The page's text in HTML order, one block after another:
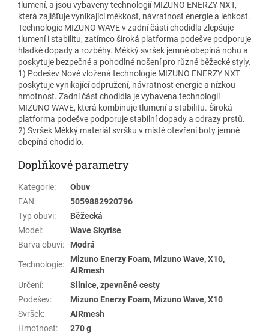
tlumení, a jsou vybaveny technologií MIZUNO ENERZY NXT,
která zajišťuje vynikající měkkost, návratnost energie a lehkost.
Technologie MIZUNO WAVE v zadní části chodidla zlepšuje
tlumení i stabilitu, zatímco široká platforma podešve podporuje
hladké dopady a rozběhy. Měkký svršek jemně obepíná nohu a
poskytuje bezpečné a pohodlné nošení pro různé běžecké styly.
1) Podešev Nově vložená technologie MIZUNO ENERZY NXT
poskytuje vynikající odpružení, návratnost energie a nízkou
hmotnost. Zadní část chodidla je vybavena technologií
MIZUNO WAVE, která kombinuje tlumení a stabilitu. Široká
platforma podešve podporuje stabilní dopady a odrazy prstů.
2) Svršek Měkký materiál svršku v místě otevření boty jemně
obepíná chodidlo.
Doplňkové parametry
Kategorie:
Obuv
EAN:
5059882920796
Typ obuvi:
Běžecká
Model :
Wave Skyrise
Barva obuvi: Modrá
Technologie:
Mizuno Enerzy Foam, Mizuno Wave, X10,
AIRmesh
Určení:
Silnice, zpevněné cesty
Podešev:
Mizuno Enerzy Foam, Mizuno Wave, X10
Svršek:
AIRmesh
Hmotnost: 270 g